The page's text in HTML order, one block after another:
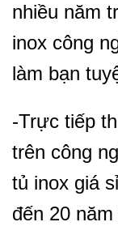
nhiều năm
inox công
làm bạn
-Trực tiếp
trên công
tủ inox giá
đến 20